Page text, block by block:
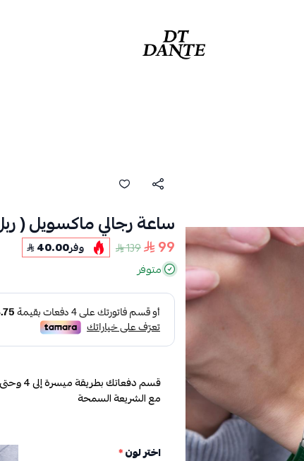
دانتي | DANTE
ساعة رجالي ماكسويل (
99
139 وفر40.00
متوفر
مع الشريعة السمحة
اختر لون*